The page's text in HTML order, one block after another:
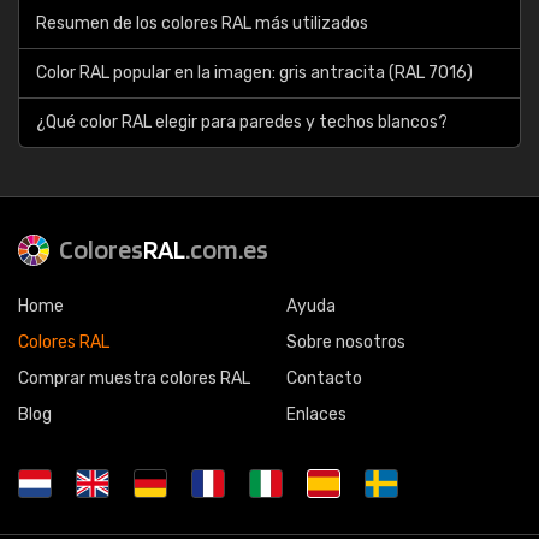
Resumen de los colores RAL más utilizados
Color RAL popular en la imagen: gris antracita (RAL 7016)
¿Qué color RAL elegir para paredes y techos blancos?
ColoresRAL.com.es
Home
Colores RAL
Comprar muestra colores RAL
Blog
Ayuda
Sobre nosotros
Contacto
Enlaces